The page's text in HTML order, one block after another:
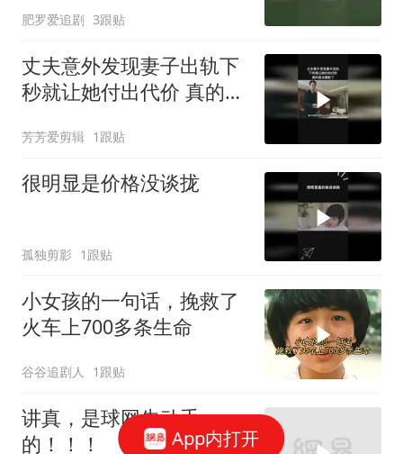
肥罗爱追剧 3跟贴
丈夫意外发现妻子出轨下
秒就让她付出代价 真的是
芳芳爱剪辑 1跟贴
很明显是价格没谈拢
孤独剪影 1跟贴
小女孩的一句话，挽救了
火车上700多条生命
谷谷追剧人 1跟贴
讲真，是球网先动手
的！！！
App内打开